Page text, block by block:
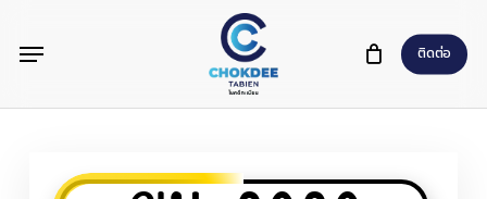
content
ติดต่อ
Menu